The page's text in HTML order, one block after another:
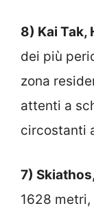
8) Kai Tak,
dei più
zona
attenti a
circostanti
7)
1628